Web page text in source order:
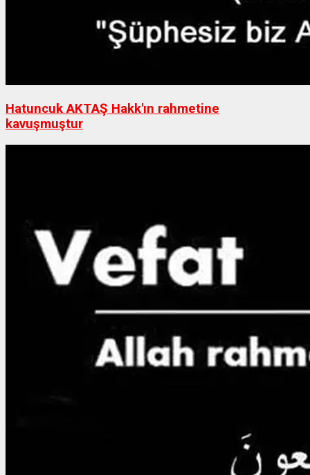
Hatuncuk AKTAŞ Hakk'ın rahmetine
kavuşmuştur